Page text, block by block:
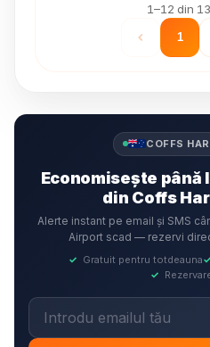
1–12 din
1
COFFS
Economisește până
din Coffs
Alerte instant pe email și SMS
Airport scad — rezervi
✓ Gratuit pentru totdeauna✓
✓